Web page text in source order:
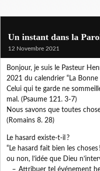
Un instant dans la
12 Novembre 2021
Bonjour, je suis le Pasteur
2021 du calendrier “La Bonne
Celui qui te garde ne
mal. (Psaume 121. 3-7)
Nous savons que toutes
(Romains 8. 28)
Le hasard existe-t-il ?
“Le hasard fait bien les
ou non, l’idée que Dieu
– Attribuer tel événement